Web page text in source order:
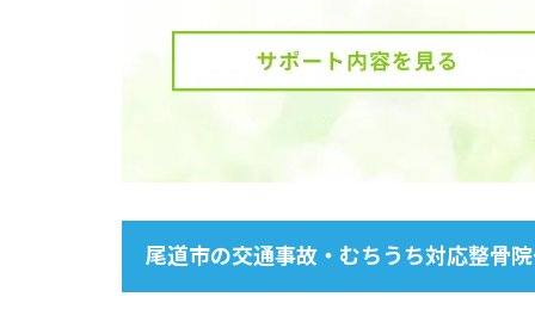
尾道市の交通事故・むちうち対応整骨